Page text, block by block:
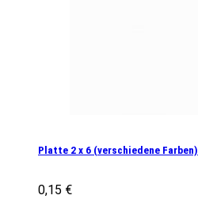
Platte 2 x 6 (verschiedene Farben)
0,15 €